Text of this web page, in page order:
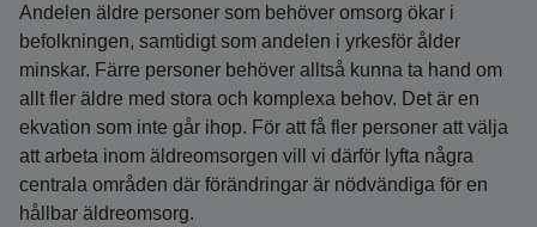
Andelen äldre personer som behöver omsorg ökar i
befolkningen, samtidigt som andelen i yrkesför ålder
minskar. Färre personer behöver alltså kunna ta hand om
allt fler äldre med stora och komplexa behov. Det är en
ekvation som inte går ihop. För att få fler personer att välja
att arbeta inom äldreomsorgen vill vi därför lyfta några
centrala områden där förändringar är nödvändiga för en
hållbar äldreomsorg.